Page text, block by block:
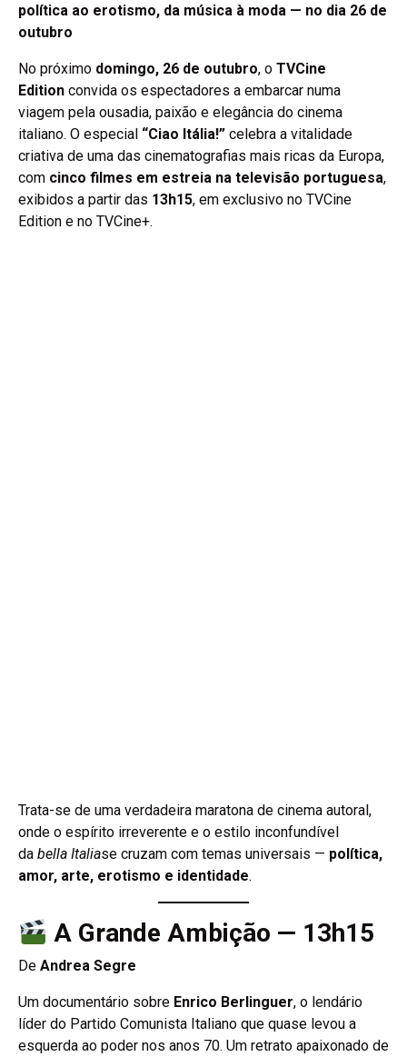
política ao erotismo, da música à moda — no dia 26 de
outubro
No próximo domingo, 26 de outubro, o TVCine
Edition convida os espectadores a embarcar numa
viagem pela ousadia, paixão e elegância do cinema
italiano. O especial “Ciao Itália!” celebra a vitalidade
criativa de uma das cinematografias mais ricas da Europa,
com cinco filmes em estreia na televisão portuguesa,
exibidos a partir das 13h15, em exclusivo no TVCine
Edition e no TVCine+.
Trata-se de uma verdadeira maratona de cinema autoral,
onde o espírito irreverente e o estilo inconfundível
da bella Italiase cruzam com temas universais — política,
amor, arte, erotismo e identidade.
A Grande Ambição — 13h15
De Andrea Segre
Um documentário sobre Enrico Berlinguer, o lendário
líder do Partido Comunista Italiano que quase levou a
esquerda ao poder nos anos 70. Um retrato apaixonado de